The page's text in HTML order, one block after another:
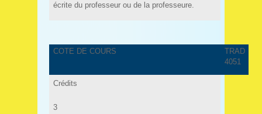
écrite du professeur ou de la professeure.
COTE DE COURS
TRAD
4051
Crédits
3